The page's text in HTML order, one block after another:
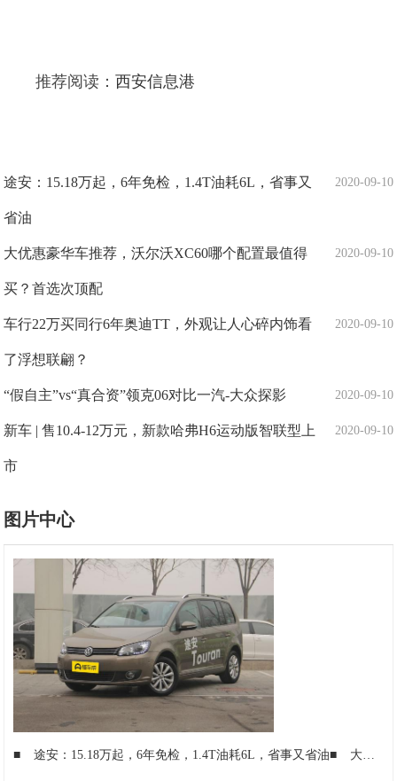
推荐阅读：西安信息港
2020-09-10
途安：15.18万起，6年免检，1.4T油耗6L，省事又
省油
2020-09-10
大优惠豪华车推荐，沃尔沃XC60哪个配置最值得
买？首选次顶配
2020-09-10
车行22万买同行6年奥迪TT，外观让人心碎内饰看
了浮想联翩？
2020-09-10
“假自主”vs“真合资”领克06对比一汽-大众探影
2020-09-10
新车 | 售10.4-12万元，新款哈弗H6运动版智联型上
市
图片中心
■ 途安：15.18万起，6年免检，1.4T油耗6L，省事又省油■ 大优惠豪华车推荐，沃尔沃XC60哪个配置最值得买？首选次顶配